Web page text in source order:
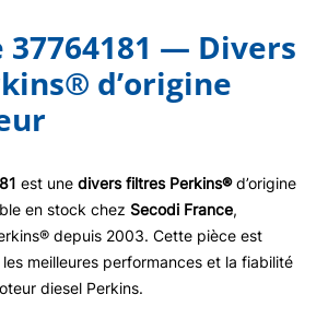
37764181 — Divers
d’origine
est une divers filtres Perkins®d’origine
en stock chez Secodi France,
depuis 2003. Cette pièce est
meilleures performances et la fiabilité
diesel Perkins.